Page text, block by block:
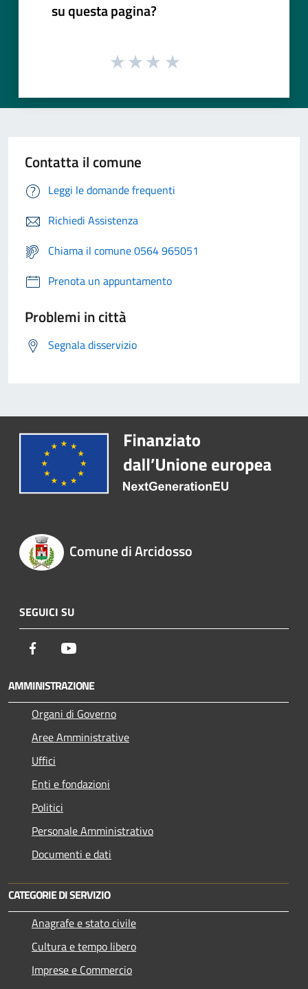
su questa pagina?
Contatta il comune
Leggi le domande frequenti
Richiedi Assistenza
Chiama il comune 0564 965051
Prenota un appuntamento
Problemi in città
Segnala disservizio
Comune di Arcidosso
SEGUICI SU
Facebook
AMMINISTRAZIONE
Organi di Governo
Aree Amministrative
Uffici
Enti e fondazioni
Politici
Personale Amministrativo
Documenti e dati
CATEGORIE DI SERVIZIO
Anagrafe e stato civile
Cultura e tempo libero
Imprese e Commercio